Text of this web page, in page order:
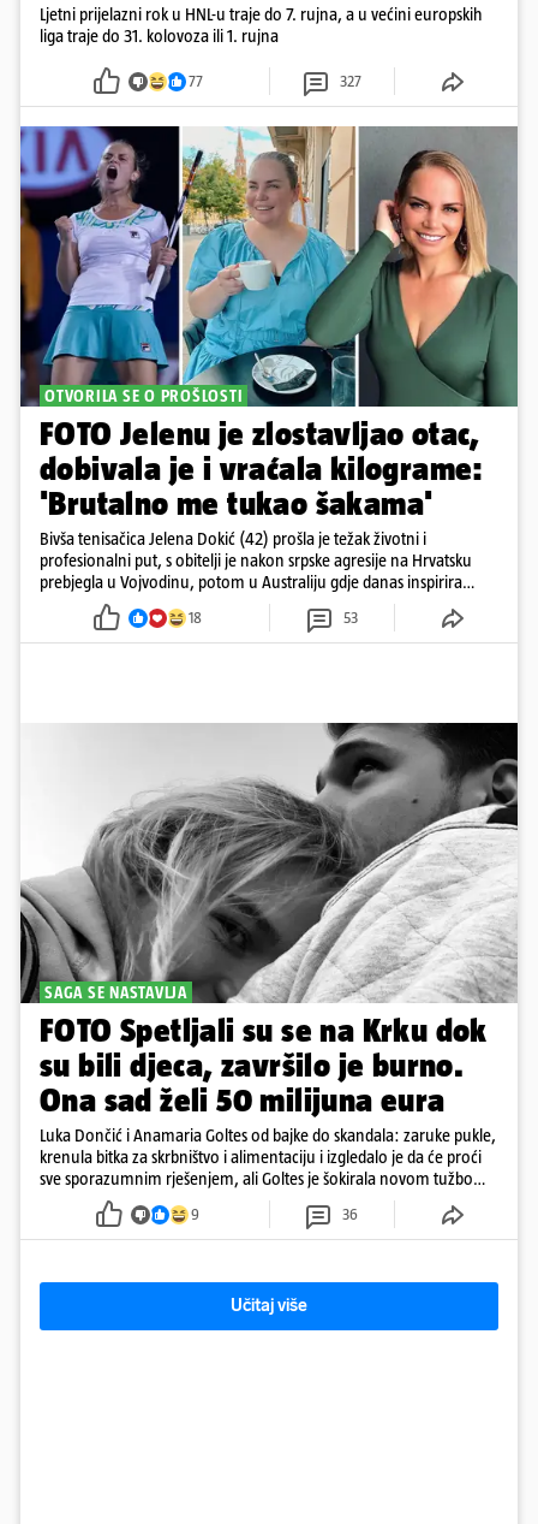
Ljetni prijelazni rok u HNL-u traje do 7. rujna, a u većini europskih
liga traje do 31. kolovoza ili 1. rujna
77 327
OTVORILA SE O PROŠLOSTI
FOTO Jelenu je zlostavljao otac,
dobivala je i vraćala kilograme:
'Brutalno me tukao šakama'
Bivša tenisačica Jelena Dokić (42) prošla je težak životni i
profesionalni put, s obitelji je nakon srpske agresije na Hrvatsku
prebjegla u Vojvodinu, potom u Australiju gdje danas inspirira
18 53
SAGA SE NASTAVLJA
FOTO Spetljali su se na Krku dok
su bili djeca, završilo je burno.
Ona sad želi 50 milijuna eura
Luka Dončić i Anamaria Goltes od bajke do skandala: zaruke pukle,
krenula bitka za skrbništvo i alimentaciju i izgledalo je da će proći
sve sporazumnim rješenjem, ali Goltes je šokirala novom tužbom
u Sloveniji
9 36
Učitaj više